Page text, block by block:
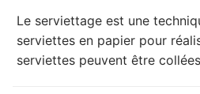
Le serviettage est une
serviettes en papier pour
serviettes peuvent être